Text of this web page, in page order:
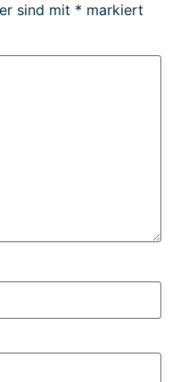
sind mit * markiert